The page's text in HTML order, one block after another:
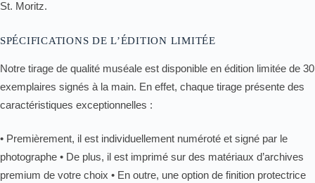
St. Moritz.
SPÉCIFICATIONS DE L’ÉDITION LIMITÉE
Notre tirage de qualité muséale est disponible en édition limitée de 30
exemplaires signés à la main. En effet, chaque tirage présente des
caractéristiques exceptionnelles :
• Premièrement, il est individuellement numéroté et signé par le
photographe • De plus, il est imprimé sur des matériaux d’archives
premium de votre choix • En outre, une option de finition protectrice